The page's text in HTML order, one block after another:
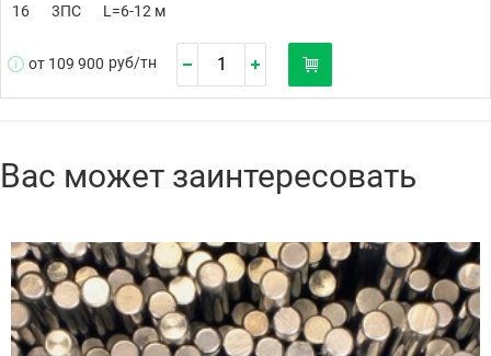
16 3ПС L=6-12 м
от 109 900 руб/тн
Вас может заинтересовать